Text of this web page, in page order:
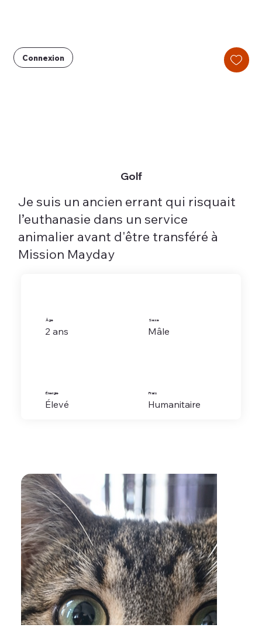
Connexion
Golf
Je suis un ancien errant qui risquait
l’euthanasie dans un service
animalier avant d'être transféré à
Mission Mayday
Âge
2 ans
Sexe
Mâle
Énergie
Élevé
Frais
Humanitaire